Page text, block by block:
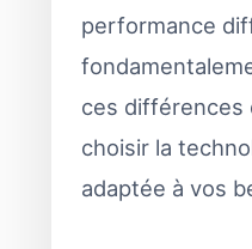
performance
ces différences
choisir la
adaptée à vos